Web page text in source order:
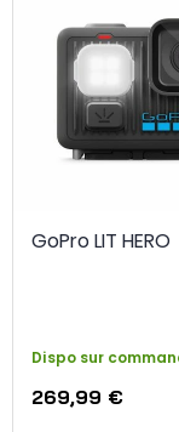
GoPro LIT HERO
Dispo sur
269,99 €